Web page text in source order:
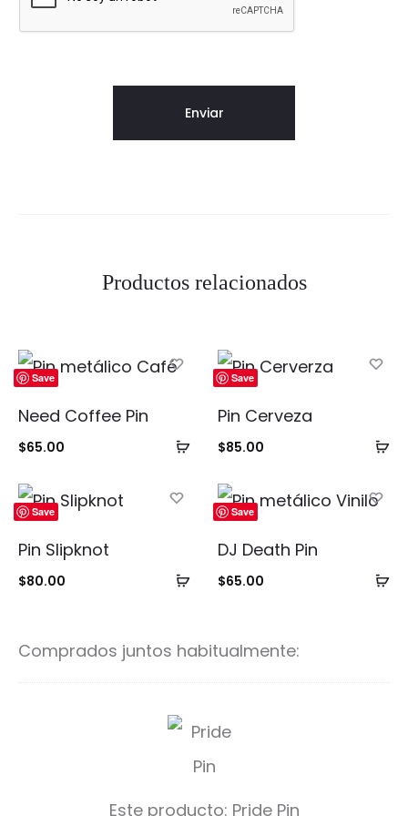
Productos relacionados
Save
Añadir
carrito
Need Coffee Pin
$65.00
Save
Pin Cerveza
$85.00
Save
Añadir
Pin Slipknot
$80.00
Save
DJ Death Pin
$65.00
Comprados juntos habitualmente:
P
r
Este producto: Pride Pin